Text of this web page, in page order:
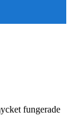
fungerade